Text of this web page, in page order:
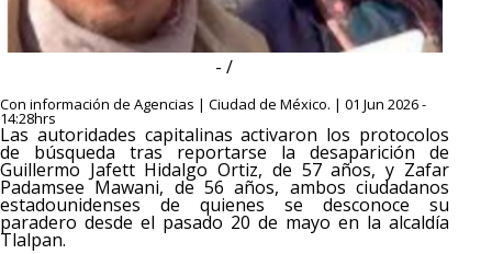
- /
Con información de Agencias | Ciudad de México. | 01 Jun 2026 -
14:28hrs
Las autoridades capitalinas activaron los protocolos
de búsqueda tras reportarse la desaparición de
Guillermo Jafett Hidalgo Ortiz, de 57 años, y Zafar
Padamsee Mawani, de 56 años, ambos ciudadanos
estadounidenses de quienes se desconoce su
paradero desde el pasado 20 de mayo en la alcaldía
Tlalpan.